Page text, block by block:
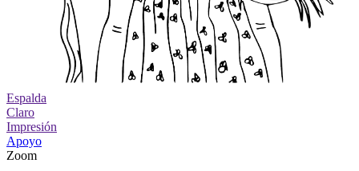
Espalda
Claro
Impresión
Apoyo
Zoom